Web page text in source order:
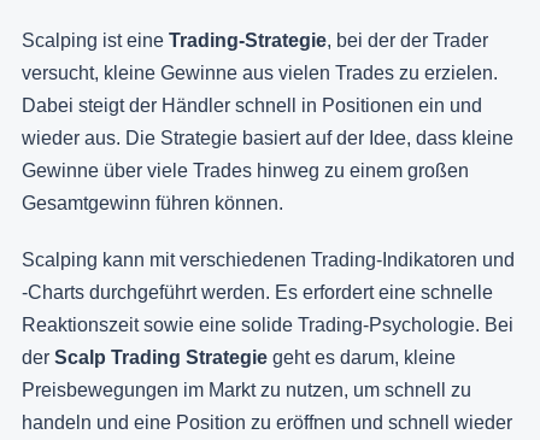
Scalping ist eine Trading-Strategie, bei der der Trader
versucht, kleine Gewinne aus vielen Trades zu erzielen.
Dabei steigt der Händler schnell in Positionen ein und
wieder aus. Die Strategie basiert auf der Idee, dass kleine
Gewinne über viele Trades hinweg zu einem großen
Gesamtgewinn führen können.
Scalping kann mit verschiedenen Trading-Indikatoren und
-Charts durchgeführt werden. Es erfordert eine schnelle
Reaktionszeit sowie eine solide Trading-Psychologie. Bei
der Scalp Trading Strategie geht es darum, kleine
Preisbewegungen im Markt zu nutzen, um schnell zu
handeln und eine Position zu eröffnen und schnell wieder